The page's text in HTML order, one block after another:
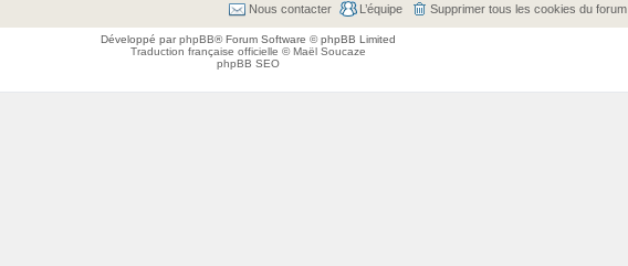
Supprimer tous les cookies du forum
L’équipe
Nous contacter
Développé parphpBB® Forum Software © phpBB Limited
Traduction française officielle ©Maël Soucaze
phpBB SEO